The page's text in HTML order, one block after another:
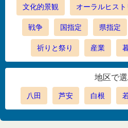
文化的景観 オーラルヒスト
戦争 国指定 県指定
祈りと祭り 産業
地区で
八田 芦安 白根